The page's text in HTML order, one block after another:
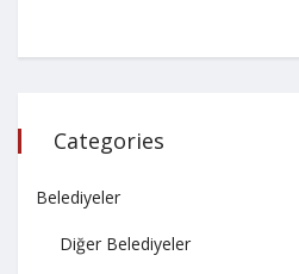
Categories
Belediyeler
Diğer Belediyeler